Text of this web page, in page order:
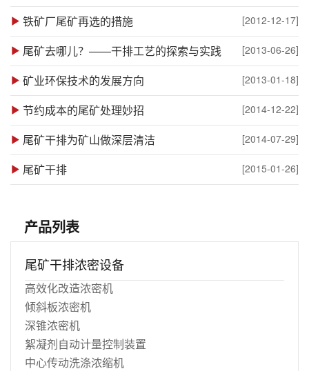
铁矿厂尾矿再选的措施 [2012-12-17]
尾矿去哪儿？——干排工艺的探索与实践 [2013-06-26]
矿业环保技术的发展方向 [2013-01-18]
节约成本的尾矿处理妙招 [2014-12-22]
尾矿干排为矿山做深层清洁 [2014-07-29]
尾矿干排 [2015-01-26]
产品列表
尾矿干排浓密设备
高效化改造浓密机
倾斜板浓密机
深锥浓密机
絮凝剂自动计量控制装置
中心传动洗涤浓缩机